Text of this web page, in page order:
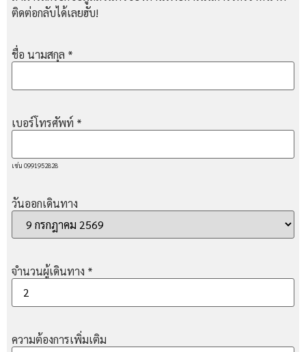
ติดต่อกลับได้เลยฮับ!
ชื่อ นามสกุล *
เบอร์โทรศัพท์ *
เช่น 0991952828
วันออกเดินทาง
จำนวนผู้เดินทาง *
ความต้องการเพิ่มเติม